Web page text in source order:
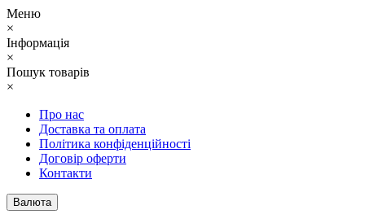
Меню
×
Інформація
×
Пошук товарів
×
Про нас
Доставка та оплата
Політика конфіденційності
Договір оферти
Контакти
Валюта